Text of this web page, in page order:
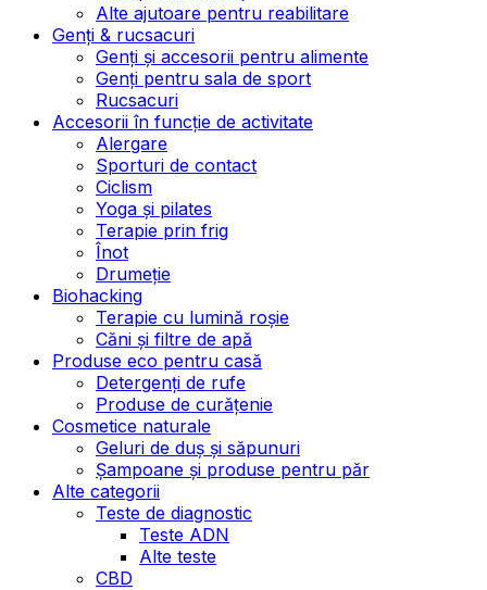
Alte ajutoare pentru reabilitare
Genți & rucsacuri
Genți și accesorii pentru alimente
Genți pentru sala de sport
Rucsacuri
Accesorii în funcție de activitate
Alergare
Sporturi de contact
Ciclism
Yoga și pilates
Terapie prin frig
Înot
Drumeție
Biohacking
Terapie cu lumină roșie
Căni și filtre de apă
Produse eco pentru casă
Detergenți de rufe
Produse de curățenie
Cosmetice naturale
Geluri de duș și săpunuri
Șampoane și produse pentru păr
Alte categorii
Teste de diagnostic
Teste ADN
Alte teste
CBD